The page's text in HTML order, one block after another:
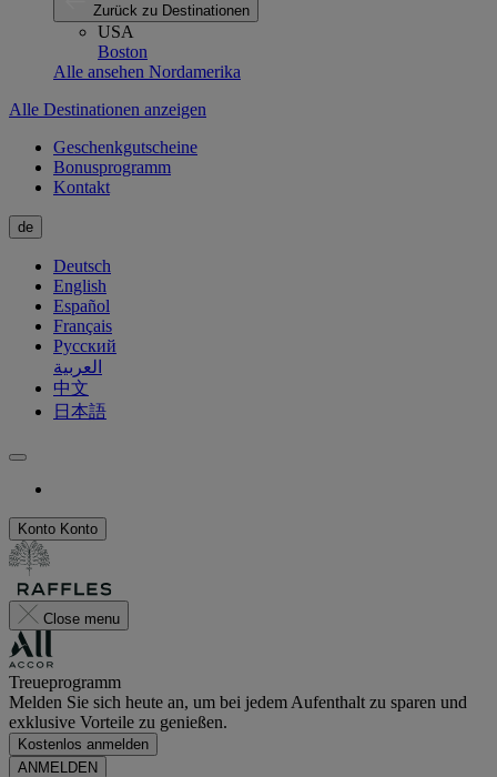
Zurück zu Destinationen
USA
Boston
Alle ansehen Nordamerika
Alle Destinationen anzeigen
Geschenkgutscheine
Bonusprogramm
Kontakt
de
Deutsch
English
Español
Français
Русский
العربية
中文
日本語
Konto Konto
Close menu
Treueprogramm
Melden Sie sich heute an, um bei jedem Aufenthalt zu sparen und
exklusive Vorteile zu genießen.
Kostenlos anmelden
ANMELDEN